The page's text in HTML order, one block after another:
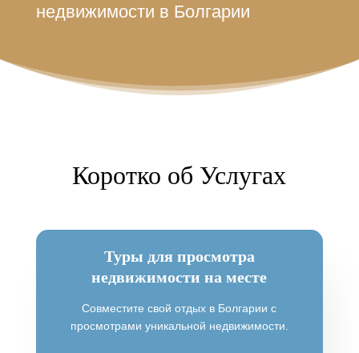
недвижимости в Болгарии
Коротко об Услугах
Туры для просмотра
недвижимости на месте
Совместите свой отдых в Болгарии с
просмотрами уникальной недвижимости.